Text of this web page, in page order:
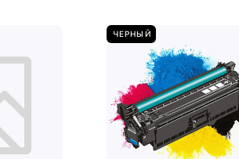
ЧЕРНЫЙ